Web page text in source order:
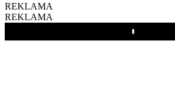
REKLAMA
REKLAMA
Play